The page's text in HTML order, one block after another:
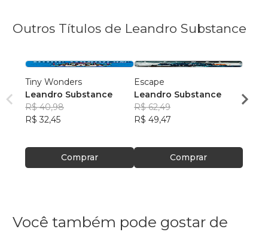
Outros Títulos de Leandro Substance
Tiny Wonders
Leandro Substance
R$ 40,98
R$ 32,45
Comprar
Escape
Leandro Substance
R$ 62,49
R$ 49,47
Comprar
R$
Você também pode gostar de